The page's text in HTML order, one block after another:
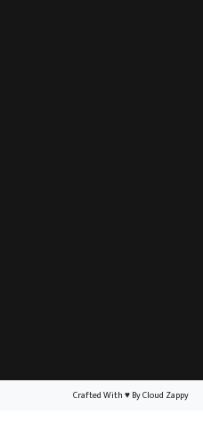
Crafted With♥By Cloud Zappy